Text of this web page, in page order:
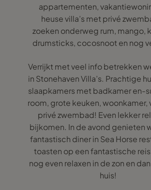
appartementen,
heuse villa’s met privé
zoeken onderweg rum, mango,
drumsticks, cocosnoot en nog
Verrijkt met veel info betrekken
in Stonehaven Villa’s. Prachtige
slaapkamers met badkamer en-
room, grote keuken, woonkamer,
privé zwembad! Even lekker
bijkomen. In de avond genieten
fantastisch diner in Sea Horse
toasten op een fantastische
nog even relaxen in de zon en
huis!